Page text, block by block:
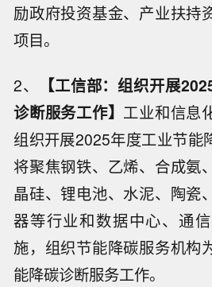
励政府投资基金、产业扶持
项目。
2、
【工信部：组织开展
诊断服务工作】 工业和信息
组织开展2025年度工业节能
将聚焦钢铁、乙烯、合成氨
晶硅、锂电池、水泥、陶瓷
器等行业和数据中心、通
施，组织节能降碳服务机构
能降碳诊断服务工作。